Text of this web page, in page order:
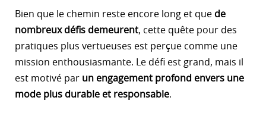
Bien que le chemin reste encore long et que de
nombreux défis demeurent, cette quête pour des
pratiques plus vertueuses est perçue comme une
mission enthousiasmante. Le défi est grand, mais il
est motivé par un engagement profond envers une
mode plus durable et responsable.